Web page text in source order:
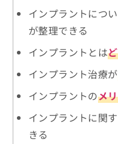
インプラントにつ
が整理できる
インプラントとは
インプラント治療が
インプラントのメ
インプラントに関
きる
そ
の
問
わ